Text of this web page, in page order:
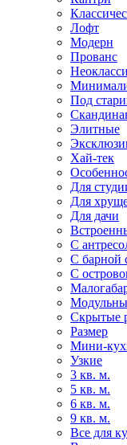
Лофт
Модерн
Прованс
Под
Элитные
Хай-тек
Для
Для
Для дачи
С
С барной
С
Скрытые
Размер
Мини-
Узкие
3 кв. м.
5 кв. м.
6 кв. м.
9 кв. м.
Все для